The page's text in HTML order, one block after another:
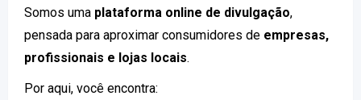
Somos uma plataforma online de divulgação,
pensada para aproximar consumidores de empresas,
profissionais e lojas locais.
Por aqui, você encontra: